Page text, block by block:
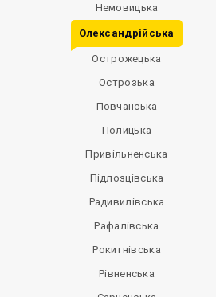
Немовицька
Олександрійська
Острожецька
Острозька
Повчанська
Полицька
Привільненська
Підлозцівська
Радивилівська
Рафалівська
Рокитнівська
Рівненська